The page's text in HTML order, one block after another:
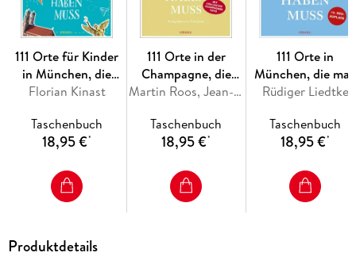
111 Orte für Kinder
in München, die
man gesehen haben
Florian Kinast
Taschenbuch
18,95 €*
111 Orte in der
Champagne, die
man gesehen haben
Martin Roos, Jean-Claude Bourgueil
Taschenbuch
18,95 €*
111 Orte in
München, die man
gesehen haben
Rüdiger Liedtke
Taschenbuch
18,95 €*
Produktdetails